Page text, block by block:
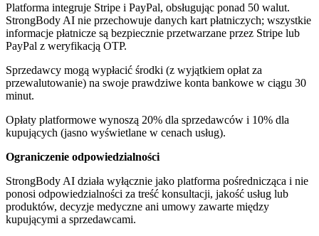
Platforma integruje Stripe i PayPal, obsługując ponad 50 walut.
StrongBody AI nie przechowuje danych kart płatniczych; wszystkie
informacje płatnicze są bezpiecznie przetwarzane przez Stripe lub
PayPal z weryfikacją OTP.
Sprzedawcy mogą wypłacić środki (z wyjątkiem opłat za
przewalutowanie) na swoje prawdziwe konta bankowe w ciągu 30
minut.
Opłaty platformowe wynoszą 20% dla sprzedawców i 10% dla
kupujących (jasno wyświetlane w cenach usług).
Ograniczenie odpowiedzialności
StrongBody AI działa wyłącznie jako platforma pośrednicząca i nie
ponosi odpowiedzialności za treść konsultacji, jakość usług lub
produktów, decyzje medyczne ani umowy zawarte między
kupującymi a sprzedawcami.